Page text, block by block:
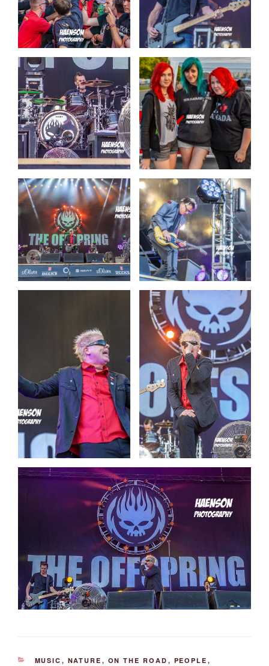
KATEGORIEN
MUSIC , NATURE , ON THE ROAD , PEOPLE ,